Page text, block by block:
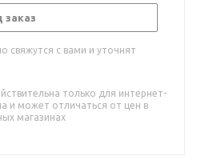
заказ
свяжутся с вами и уточнят
только для интернет-
и может отличаться от цен в
магазинах